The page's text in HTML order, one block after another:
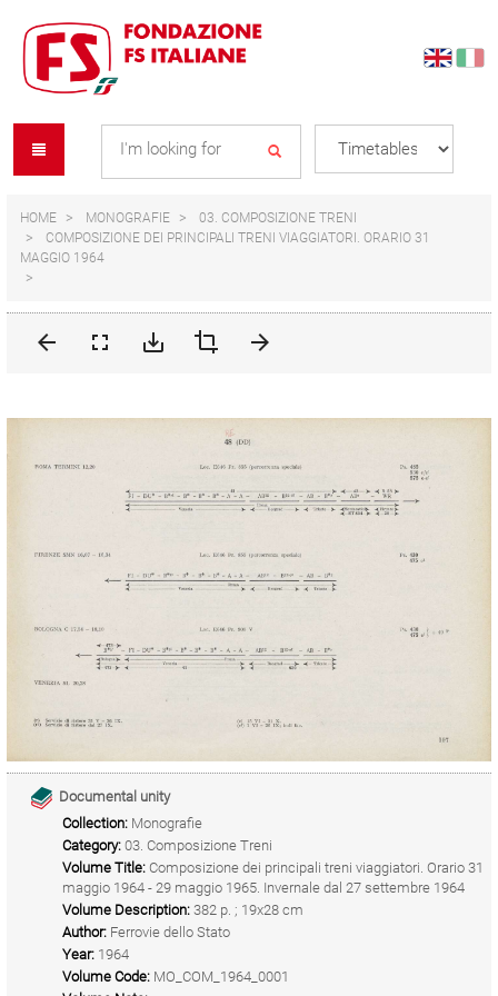
content
navigation
menu
HOME MONOGRAFIE
03. COMPOSIZIONE TRENI
COMPOSIZIONE DEI PRINCIPALI TRENI VIAGGIATORI. ORARIO 31
MAGGIO 1964
Documental unity
Collection: Monografie
Category: 03. Composizione Treni
Volume Title: Composizione dei principali treni viaggiatori. Orario 31
maggio 1964 - 29 maggio 1965. Invernale dal 27 settembre 1964
Volume Description: 382 p. ; 19x28 cm
Author: Ferrovie dello Stato
Year: 1964
Volume Code: MO_COM_1964_0001